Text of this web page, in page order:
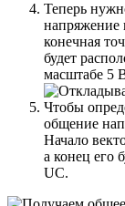
Теперь
напряжение
конечная
будет
масштабе 5
Чтобы
общение
Начало
а конец его
UC.